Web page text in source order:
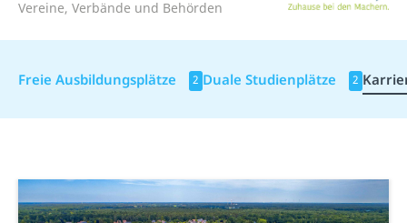
Vereine, Verbände und Behörden
Freie Ausbildungsplätze 2 Duale Studienplätze 2